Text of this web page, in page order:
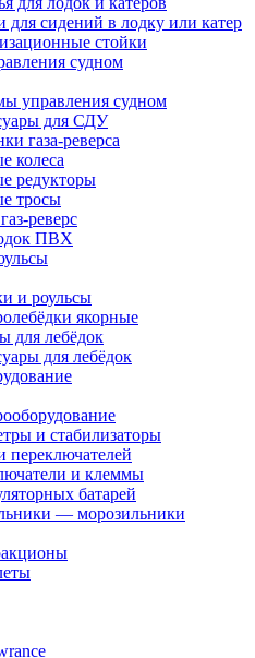
для сидений в лодку или катер
стойки
судном
управления судном
для СДУ
газа-реверса
колеса
редукторы
тросы
реверс
ПВХ
и роульсы
якорные
для лебёдок
для лебёдок
и стабилизаторы
переключателей
и клеммы
батарей
— морозильники